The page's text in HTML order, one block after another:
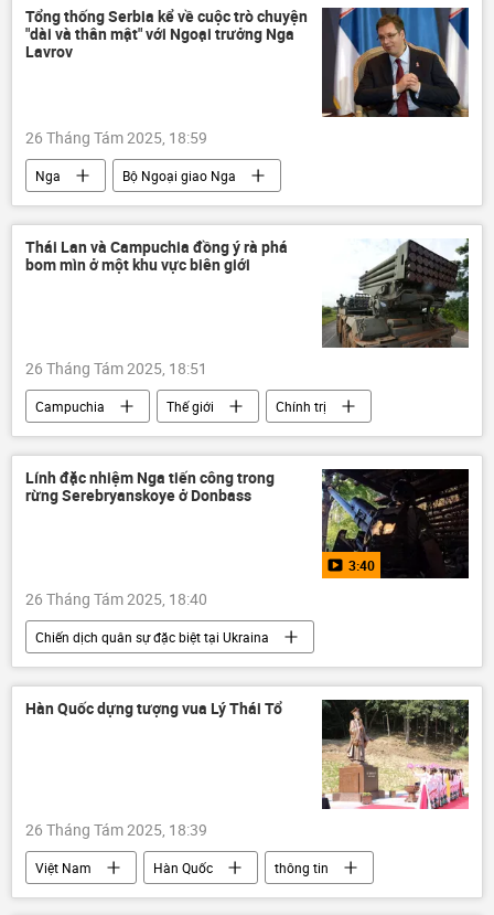
thông tin Báo chí thế giới
Đức
Dòng chảy phương Bắc-2
Tổng thống Serbia kể về cuộc trò chuyện
"dài và thân mật" với Ngoại trưởng Nga
Lavrov
26 Tháng Tám 2025, 18:59
Nga
Bộ Ngoại giao Nga
Sergey Lavrov
Alexandar Vucic
Thế giới
Chính trị
quan hệ
Liên Hợp Quốc
Hội đồng Bảo an LHQ
Thái Lan và Campuchia đồng ý rà phá
bom mìn ở một khu vực biên giới
26 Tháng Tám 2025, 18:51
Campuchia Thế giới
Chính trị
xung đột quân sự
quan hệ
Quân sự
Thái Lan Liên Hợp Quốc
Lính đặc nhiệm Nga tiến công trong
rừng Serebryanskoye ở Donbass
3:40
26 Tháng Tám 2025, 18:40
Chiến dịch quân sự đặc biệt tại Ukraina
Cuộc khủng hoảng ở Ukraina
Ukraina
Nga
Video từ Ukraina
Donbass
Hàn Quốc dựng tượng vua Lý Thái Tổ
26 Tháng Tám 2025, 18:39
Việt Nam Hàn Quốc
thông tin
hữu nghị
Bộ Văn hóa Thể thao và Du lịch